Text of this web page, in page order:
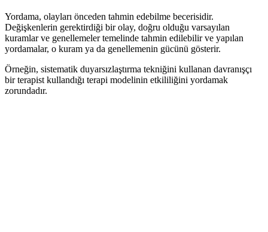
Yordama, olayları önceden tahmin edebilme becerisidir.
Değişkenlerin gerektirdiği bir olay, doğru olduğu varsayılan
kuramlar ve genellemeler temelinde tahmin edilebilir ve yapılan
yordamalar, o kuram ya da genellemenin gücünü gösterir.
Örneğin, sistematik duyarsızlaştırma tekniğini kullanan davranışçı
bir terapist kullandığı terapi modelinin etkililiğini yordamak
zorundadır.